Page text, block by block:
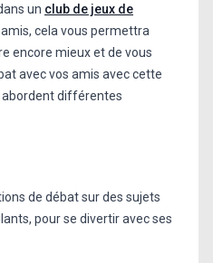
un club de jeux de
cela vous permettra
encore mieux et de vous
avec vos amis avec cette
abordent différentes
de débat sur des sujets
pour se divertir avec ses